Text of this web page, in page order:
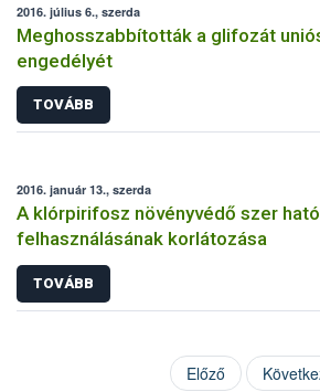
2016. július 6., szerda
Meghosszabbították a glifozát
engedélyét
TOVÁBB
2016. január 13., szerda
A klórpirifosz növényvédő szer
felhasználásának korlátozása
TOVÁBB
Előző